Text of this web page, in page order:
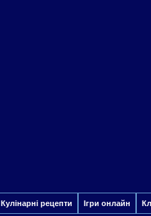
Кулінарні рецепти Ігри онлайн